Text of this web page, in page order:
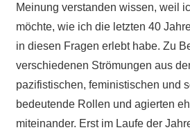
Meinung verstanden wissen, weil
möchte, wie ich die letzten 40
in diesen Fragen erlebt habe. Zu
verschiedenen Strömungen aus
pazifistischen, feministischen und
bedeutende Rollen und agierten
miteinander. Erst im Laufe der